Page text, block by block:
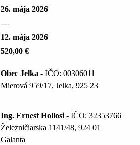
26. mája 2026
—
12. mája 2026
520,00 €
Obec Jelka - IČO: 00306011
Mierová 959/17, Jelka, 925 23
Ing. Ernest Hollosi - IČO: 32353766
Železničiarska 1141/48, 924 01
Galanta